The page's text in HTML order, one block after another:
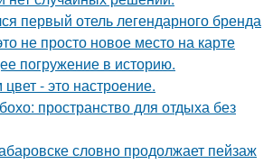
первый отель легендарного бренда
не просто новое место на карте
погружение в историю.
- это настроение.
пространство для отдыха без
словно продолжает пейзаж